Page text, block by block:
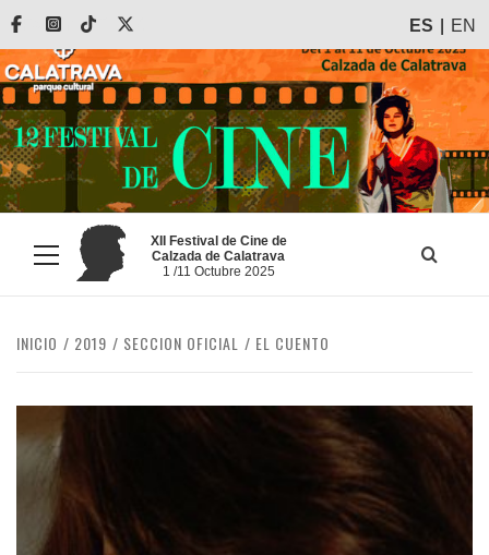
Saltar
contenido
FacebookInstagram
Tiktok ES EN
Menú
principal
XII Festival de Cine de
Calzada de Calatrava
1 /11 Octubre 2025
INICIO 2019 SECCION OFICIAL EL CUENTO